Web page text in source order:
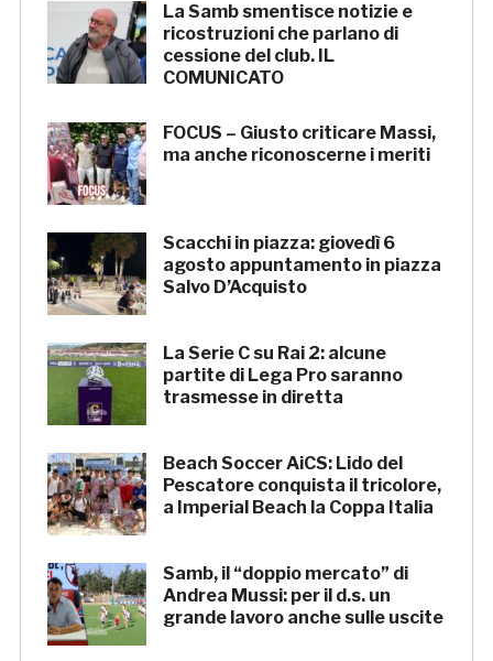
La Samb smentisce notizie e
ricostruzioni che parlano di
cessione del club. IL
COMUNICATO
FOCUS – Giusto criticare Massi,
ma anche riconoscerne i meriti
Scacchi in piazza: giovedì 6
agosto appuntamento in piazza
Salvo D’Acquisto
La Serie C su Rai 2: alcune
partite di Lega Pro saranno
trasmesse in diretta
Beach Soccer AiCS: Lido del
Pescatore conquista il tricolore,
a Imperial Beach la Coppa Italia
Samb, il “doppio mercato” di
Andrea Mussi: per il d.s. un
grande lavoro anche sulle uscite